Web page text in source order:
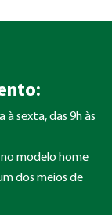
sexta, das 9h às
modelo home
dos meios de